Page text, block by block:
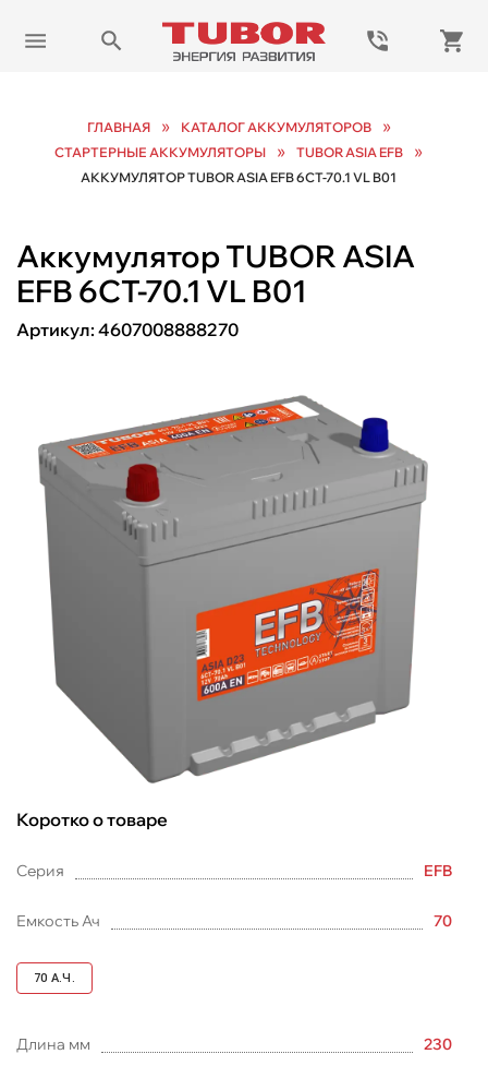
ГЛАВНАЯ » КАТАЛОГ АККУМУЛЯТОРОВ »
СТАРТЕРНЫЕ АККУМУЛЯТОРЫ » TUBOR ASIA EFB »
АККУМУЛЯТОР TUBOR ASIA EFB 6СТ-70.1 VL B01
Аккумулятор TUBOR ASIA
EFB 6СТ-70.1 VL B01
Артикул: 4607008888270
Коротко о товаре
Серия EFB
Емкость Ач 70
70 А.Ч.
Длина мм 230